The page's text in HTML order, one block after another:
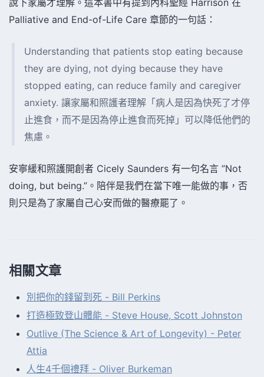
Palliative and End-of-Life Care 章節的一句話：
Understanding that patients stop eating because
they are dying, not dying because they have
stopped eating, can reduce family and caregiver
anxiety. 讓家屬和照護者理解「病人是因為快死了才停
止進食，而不是因為停止進食而死掉」可以降低他們的
焦慮。
安寧緩和照護開創者 Cicely Saunders 有一句名言 ”Not
doing, but being.”。陪伴是我們在當下唯一能做的事，否
則只是為了家屬自己心安而做的醫療罷了。
相關文章
別把你的錢留到死 - Bill Perkins
打造極致登山體能 - Steve House, Scott Johnston
Outlive (The Science & Art of Longevity) - Peter
Attia
人生4千個禮拜 - Oliver Burkeman